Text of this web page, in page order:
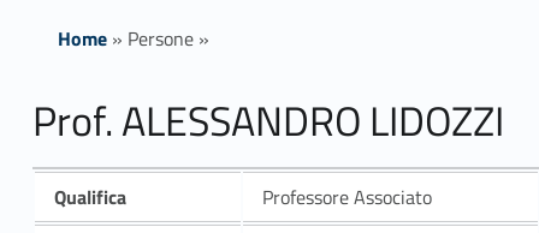
Home» Persone»
Prof. ALESSANDRO LIDOZZI
Qualifica
Professore Associato